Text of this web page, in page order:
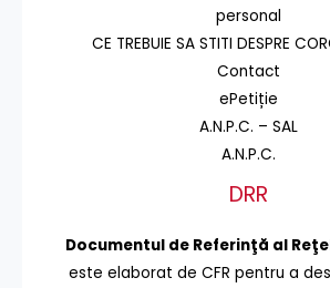
personal
CE TREBUIE SA STITI DESPRE
Contact
ePetiție
A.N.P.C. – SAL
A.N.P.C.
DRR
Documentul de Referinţă al
este elaborat de CFR pentru a